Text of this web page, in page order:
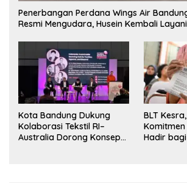
Penerbangan Perdana Wings Air
Resmi Mengudara, Husein Kembali
Kota Bandung Dukung
Kolaborasi Tekstil RI–
Australia Dorong Konsep
BLT
Hadir